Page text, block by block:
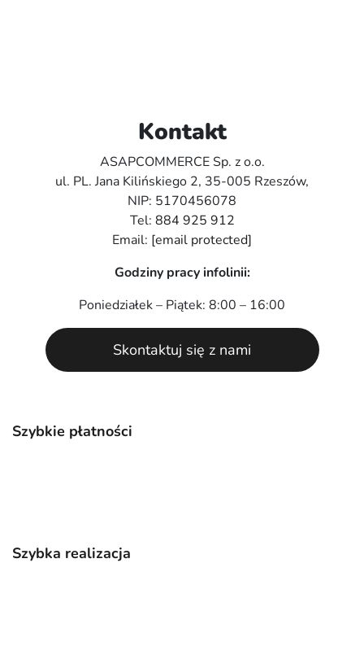
Szybkie płatności
Szybka realizacja
Kontakt
ASAPCOMMERCE Sp. z o.o.
ul. PL. Jana Kilińskiego 2, 35-005 Rzeszów,
NIP: 5170456078
Tel: 884 925 912
Email: [email protected]
Godziny pracy infolinii:
Poniedziałek – Piątek: 8:00 – 16:00
Skontaktuj się z nami